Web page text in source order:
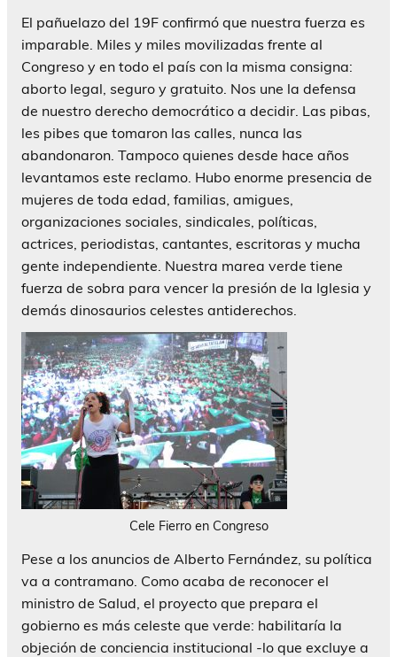
El pañuelazo del 19F confirmó que nuestra fuerza es
imparable. Miles y miles movilizadas frente al
Congreso y en todo el país con la misma consigna:
aborto legal, seguro y gratuito. Nos une la defensa
de nuestro derecho democrático a decidir. Las pibas,
les pibes que tomaron las calles, nunca las
abandonaron. Tampoco quienes desde hace años
levantamos este reclamo. Hubo enorme presencia de
mujeres de toda edad, familias, amigues,
organizaciones sociales, sindicales, políticas,
actrices, periodistas, cantantes, escritoras y mucha
gente independiente. Nuestra marea verde tiene
fuerza de sobra para vencer la presión de la Iglesia y
demás dinosaurios celestes antiderechos.
Cele Fierro en Congreso
Pese a los anuncios de Alberto Fernández, su política
va a contramano. Como acaba de reconocer el
ministro de Salud, el proyecto que prepara el
gobierno es más celeste que verde: habilitaría la
objeción de conciencia institucional -lo que excluye a